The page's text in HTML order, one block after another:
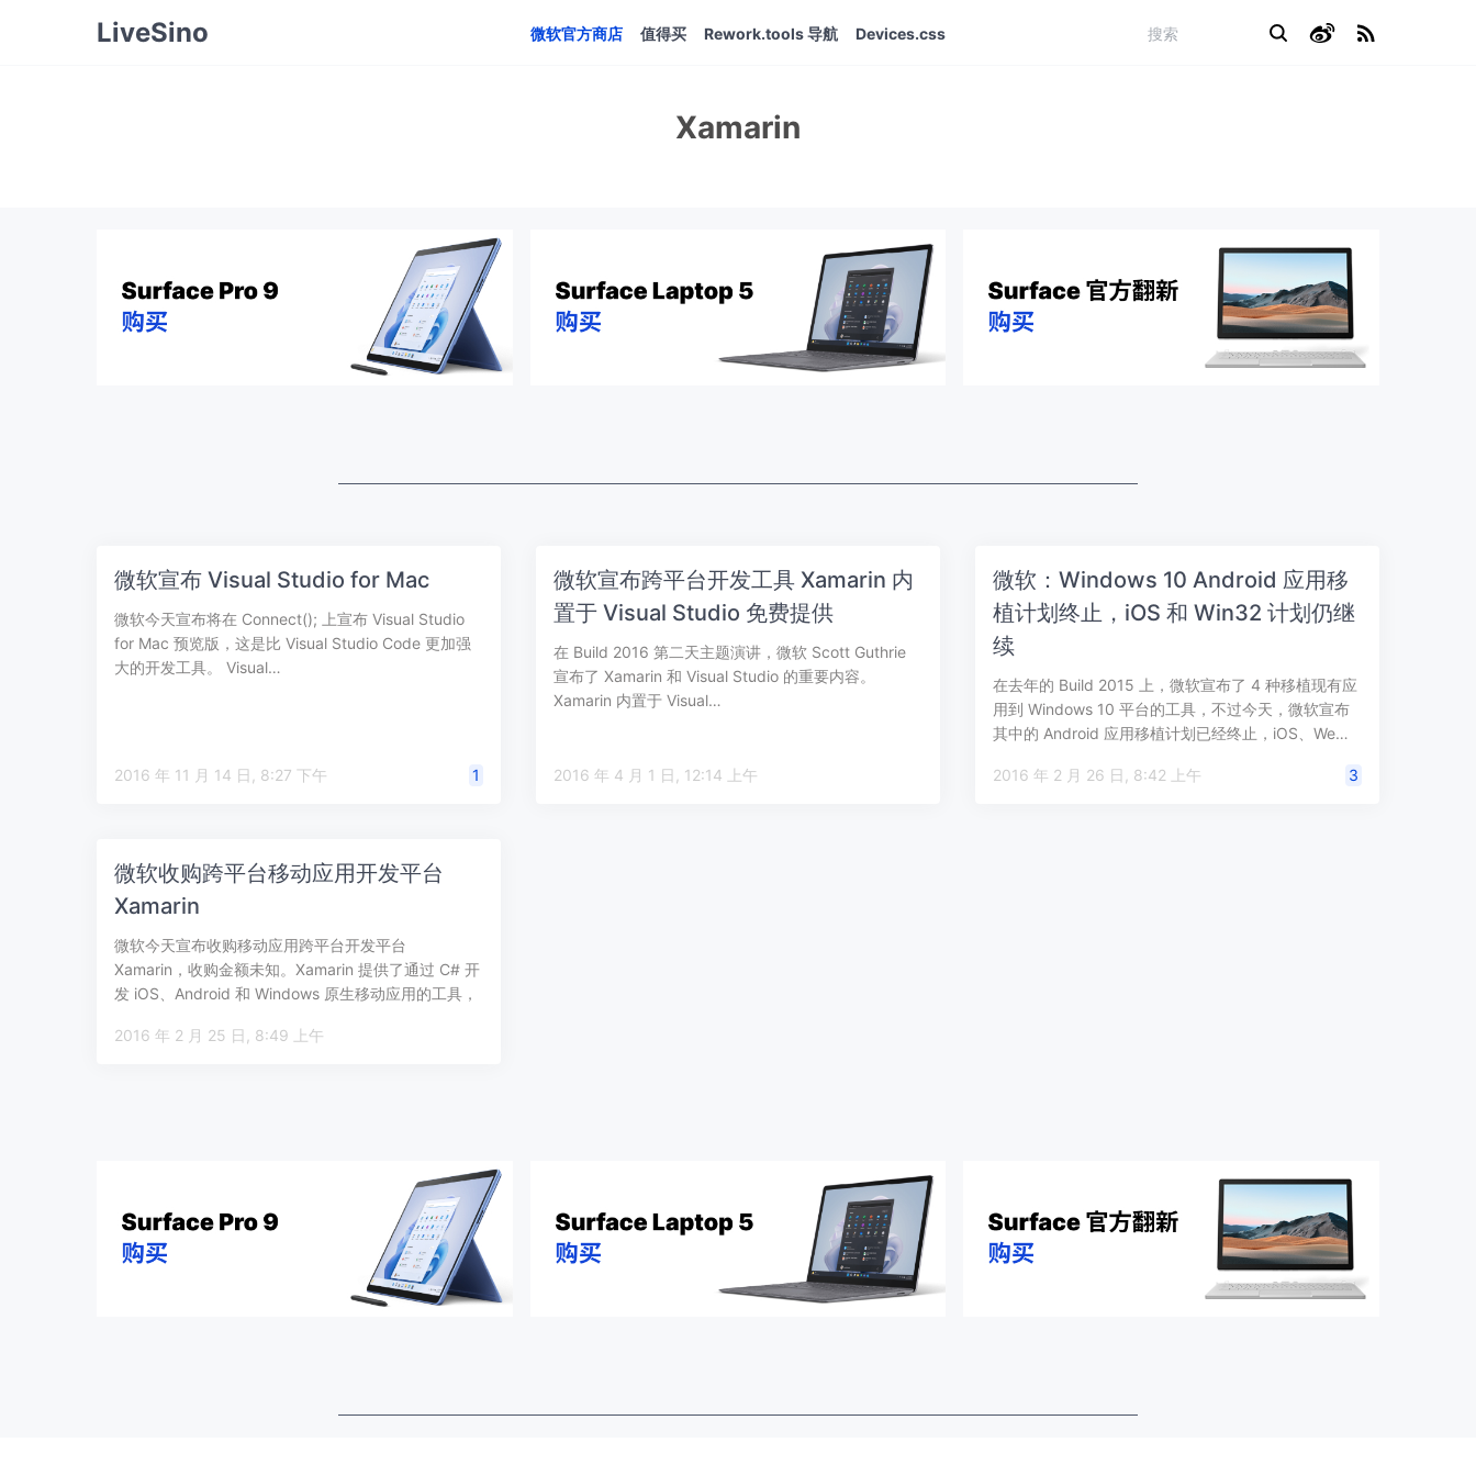
LiveSino 微软官方商店 值得买 Rework.tools 导航 Devices.css
Xamarin
微软宣布 Visual Studio for Mac
微软今天宣布将在 Connect(); 上宣布 Visual Studio
for Mac 预览版，这是比 Visual Studio Code 更加强
大的开发工具。 Visual…
2016 年 11 月 14 日, 8:27 下午 1
微软宣布跨平台开发工具 Xamarin 内
置于 Visual Studio 免费提供
在 Build 2016 第二天主题演讲，微软 Scott Guthrie
宣布了 Xamarin 和 Visual Studio 的重要内容。
Xamarin 内置于 Visual…
2016 年 4 月 1 日, 12:14 上午
微软：Windows 10 Android 应用移
植计划终止，iOS 和 Win32 计划仍继
续
在去年的 Build 2015 上，微软宣布了 4 种移植现有应
用到 Windows 10 平台的工具，不过今天，微软宣布
其中的 Android 应用移植计划已经终止，iOS、We…
2016 年 2 月 26 日, 8:42 上午 3
微软收购跨平台移动应用开发平台
Xamarin
微软今天宣布收购移动应用跨平台开发平台
Xamarin，收购金额未知。Xamarin 提供了通过 C# 开
发 iOS、Android 和 Windows 原生移动应用的工具，
2016 年 2 月 25 日, 8:49 上午